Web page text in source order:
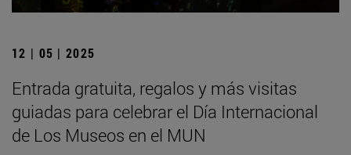
12 | 05 | 2025
Entrada gratuita, regalos y más visitas
guiadas para celebrar el Día Internacional
de Los Museos en el MUN